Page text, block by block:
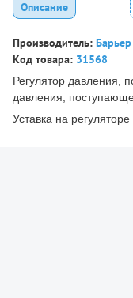
Описание
Производитель: Барьер
Код товара: 31568
Регулятор давления,
давления,
Уставка на